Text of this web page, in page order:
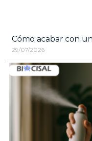
Cómo acabar con
29/07/2026